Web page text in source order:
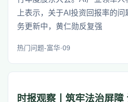
上表示，关于AI投资回报率的问
务更新中，黄仁勋反复强
热门问题-富华·09
时报观察丨筑牢法治屏障